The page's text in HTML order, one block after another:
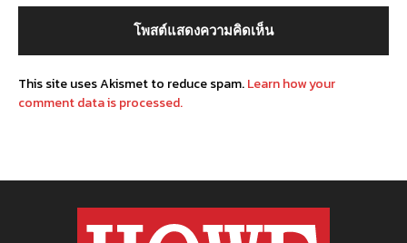
This site uses Akismet to reduce spam.Learn how your
comment data is processed.